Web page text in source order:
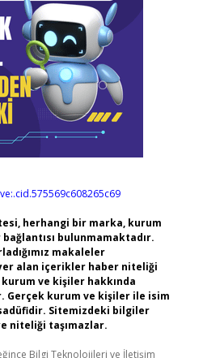
herhangi bir marka, kurum
bulunmamaktadır.
makaleler
alan içerikler haber niteliği
ve kişiler hakkında
Gerçek kurum ve kişiler ile isim
Sitemizdeki bilgiler
niteliği taşımazlar.
Bilgi Teknolojileri ve İletişim